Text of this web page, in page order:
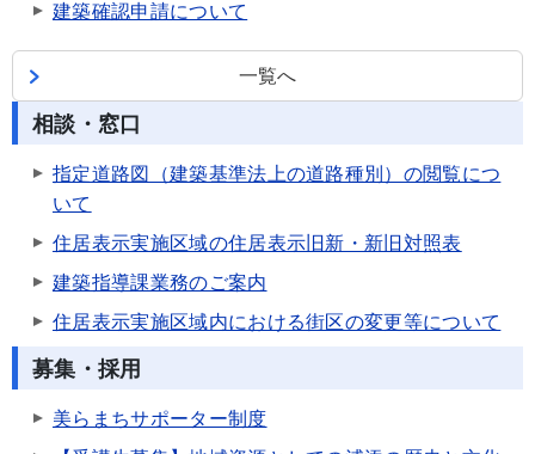
建築確認申請について
一覧へ
相談・窓口
指定道路図（建築基準法上の道路種別）の閲覧につ
いて
住居表示実施区域の住居表示旧新・新旧対照表
建築指導課業務のご案内
住居表示実施区域内における街区の変更等について
募集・採用
美らまちサポーター制度